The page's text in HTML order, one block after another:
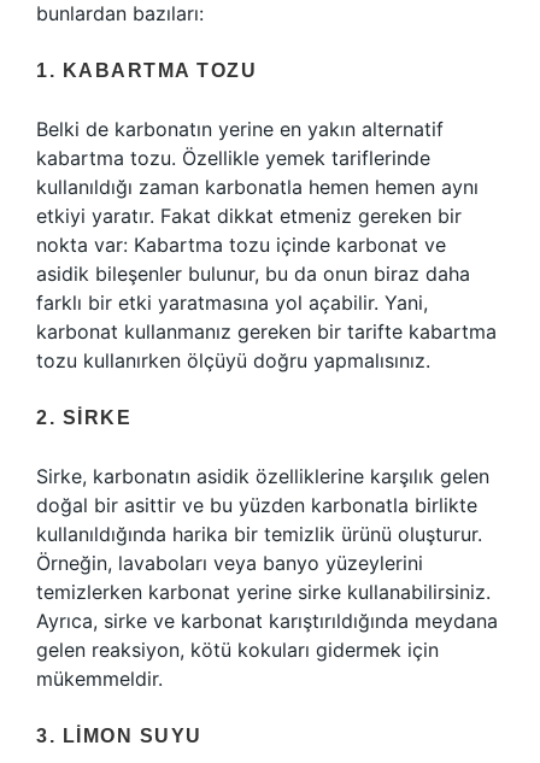
bunlardan bazıları:
1. KABARTMA TOZU
Belki de karbonatın yerine en yakın alternatif
kabartma tozu. Özellikle yemek tariflerinde
kullanıldığı zaman karbonatla hemen hemen aynı
etkiyi yaratır. Fakat dikkat etmeniz gereken bir
nokta var: Kabartma tozu içinde karbonat ve
asidik bileşenler bulunur, bu da onun biraz daha
farklı bir etki yaratmasına yol açabilir. Yani,
karbonat kullanmanız gereken bir tarifte kabartma
tozu kullanırken ölçüyü doğru yapmalısınız.
2. SIRKE
Sirke, karbonatın asidik özelliklerine karşılık gelen
doğal bir asittir ve bu yüzden karbonatla birlikte
kullanıldığında harika bir temizlik ürünü oluşturur.
Örneğin, lavaboları veya banyo yüzeylerini
temizlerken karbonat yerine sirke kullanabilirsiniz.
Ayrıca, sirke ve karbonat karıştırıldığında meydana
gelen reaksiyon, kötü kokuları gidermek için
mükemmeldir.
3. LIMON SUYU